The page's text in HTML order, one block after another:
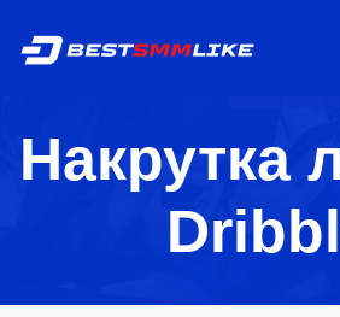
Накрутка